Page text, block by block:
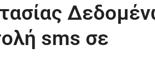
sms σε